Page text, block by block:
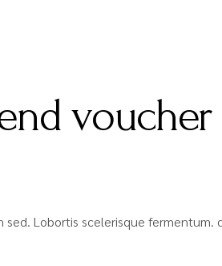
sed. Lobortis scelerisque fermentum.